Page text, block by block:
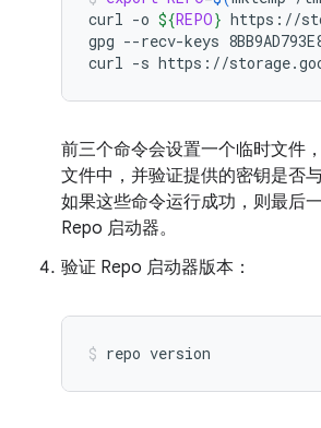
curl -o ${REPO} https://
gpg --recv-keys
curl -s https://
前三个命令会设置一个临时文件
文件中，并验证提供的密钥是否
如果这些命令运行成功，则最后
Repo 启动器。
验证 Repo 启动器版本：
repo version